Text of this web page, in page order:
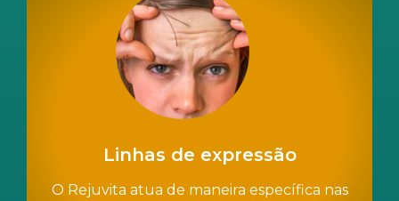
Linhas de expressão
O Rejuvita atua de maneira específica nas